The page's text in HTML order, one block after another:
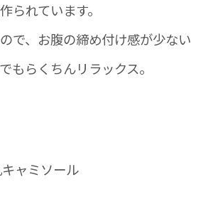
られています。
で、お腹の締め付け感が少ない
もらくちんリラックス。
ャミソール